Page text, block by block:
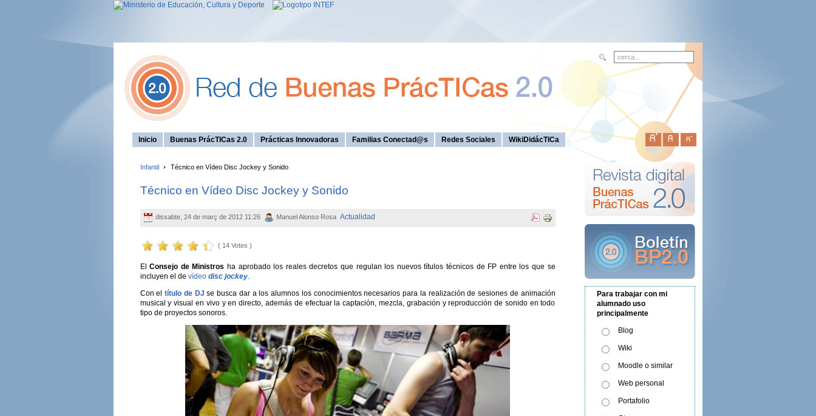
Inicio Buenas PrácTICas 2.0 Prácticas Innovadoras Familias Conectad@s Redes Sociales WikiDidácTICa
Infantil Técnico en Vídeo Disc Jockey y Sonido
Técnico en Vídeo Disc Jockey y Sonido
dissabte, 24 de març de 2012 11:26 Manuel Alonso Rosa Actualidad
( 14 Votes )
ElConsejo de Ministros ha aprobado los reales decretos que regulan los nuevos títulos técnicos de FP entre los que se
incluyen el de vídeo disc jockey.
Con eltítulo de DJ se busca dar a los alumnos los conocimientos necesarios para la realización de sesiones de animación
musical y visual en vivo y en directo, además de efectuar la captación, mezcla, grabación y reproducción de sonido en todo
tipo de proyectos sonoros.
Para trabajar con mi
alumnado uso
principalmente
Blog
Wiki
Moodle o similar
Web personal
Portafolio